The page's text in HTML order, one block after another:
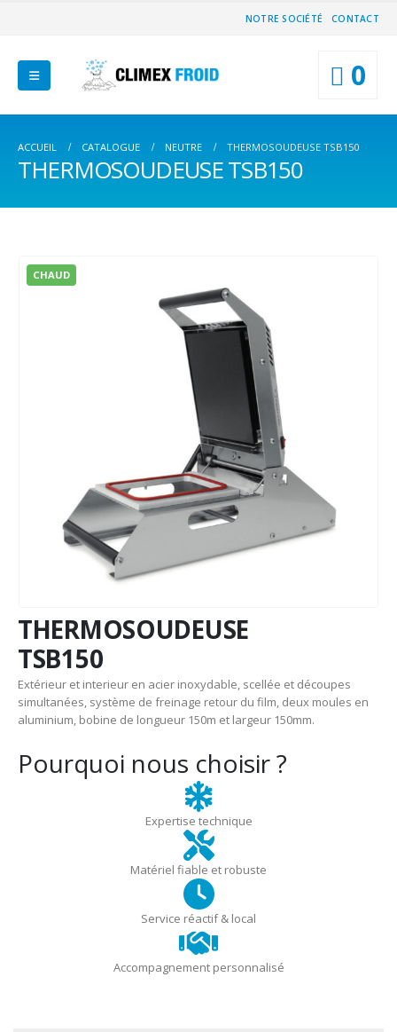
NOTRE SOCIÉTÉ CONTACT
0
ACCUEIL CATALOGUE NEUTRE THERMOSOUDEUSE TSB150
THERMOSOUDEUSE TSB150
CHAUD
THERMOSOUDEUSE
TSB150
Extérieur et interieur en acier inoxydable, scellée et découpes
simultanées, système de freinage retour du film, deux moules en
aluminium, bobine de longueur 150m et largeur 150mm.
Pourquoi nous choisir ?
Expertise technique
Matériel fiable et robuste
Service réactif & local
Accompagnement personnalisé